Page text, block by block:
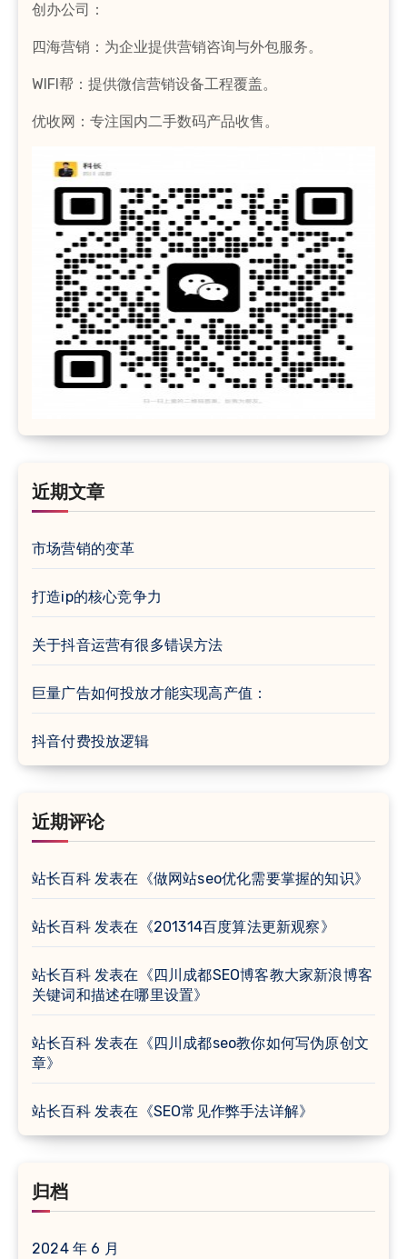
创办公司：
四海营销：为企业提供营销咨询与外包服务。
WIFI帮：提供微信营销设备工程覆盖。
优收网：专注国内二手数码产品收售。
近期文章
市场营销的变革
打造ip的核心竞争力
关于抖音运营有很多错误方法
巨量广告如何投放才能实现高产值：
抖音付费投放逻辑
近期评论
站长百科发表在《做网站seo优化需要掌握的知识》
站长百科发表在《201314百度算法更新观察》
站长百科发表在《 四川成都SEO博客教大家新浪博客
关键词和描述在哪里设置》
站长百科发表在《 四川成都seo教你如何写伪原创文
章》
站长百科发表在《SEO常见作弊手法详解》
归档
2024 年 6 月